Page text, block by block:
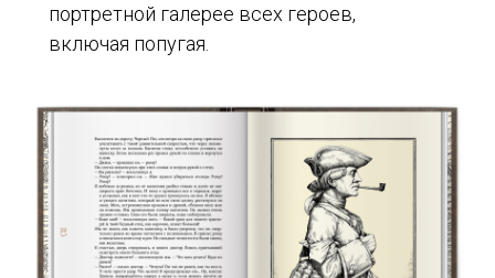
портретной галерее всех героев,
включая попугая.